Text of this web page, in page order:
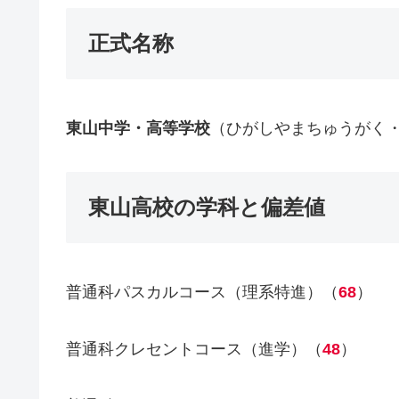
正式名称
東山中学・高等学校 （ひがしやまちゅうがく
東山高校の学科と偏差値
普通科パスカルコース（理系特進）（68）
普通科クレセントコース（進学）（48）